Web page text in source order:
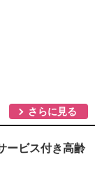
さらに見る
ービス付き高齢